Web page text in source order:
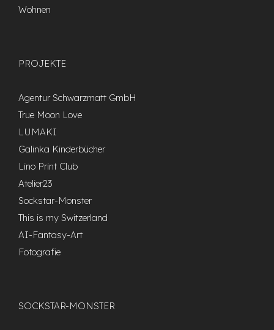
Wohnen
PROJEKTE
Agentur Schwarzmatt GmbH
True Moon Love
LUMAKI
Galinka Kinderbücher
Lino Print Club
Atelier23
Sockstar-Monster
This is my Switzerland
AI-Fantasy-Art
Fotografie
SOCKSTAR-MONSTER